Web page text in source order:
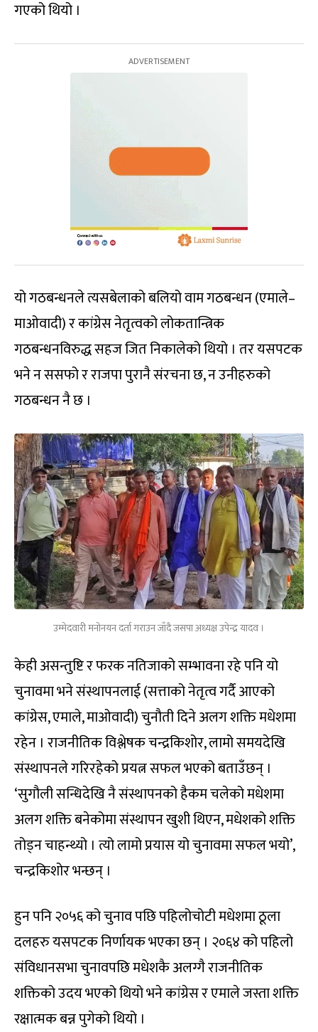
गएको थियो ।
यो गठबन्धनले त्यसबेलाको बलियो वाम गठबन्धन (एमाले–
माओवादी) र कांग्रेस नेतृत्वको लोकतान्त्रिक
गठबन्धनविरुद्ध सहज जित निकालेको थियो । तर यसपटक
भने न ससफो र राजपा पुरानै संरचना छ, न उनीहरुको
गठबन्धन नै छ ।
उम्मेदवारी मनोनयन दर्ता गराउन जाँदै जसपा अध्यक्ष उपेन्द्र यादव ।
केही असन्तुष्टि र फरक नतिजाको सम्भावना रहे पनि यो
चुनावमा भने संस्थापनलाई (सत्ताको नेतृत्व गर्दै आएको
कांग्रेस, एमाले, माओवादी) चुनौती दिने अलग शक्ति मधेशमा
रहेन । राजनीतिक विश्लेषक चन्द्रकिशोर, लामो समयदेखि
संस्थापनले गरिरहेको प्रयत्न सफल भएको बताउँछन् ।
‘सुगौली सन्धिदेखि नै संस्थापनको हैकम चलेको मधेशमा
अलग शक्ति बनेकोमा संस्थापन खुशी थिएन, मधेशको शक्ति
तोड्न चाहन्थ्यो । त्यो लामो प्रयास यो चुनावमा सफल भयो’,
चन्द्रकिशोर भन्छन् ।
हुन पनि २०५६ को चुनाव पछि पहिलोचोटी मधेशमा ठूला
दलहरु यसपटक निर्णायक भएका छन् । २०६४ को पहिलो
संविधानसभा चुनावपछि मधेशकै अलग्गै राजनीतिक
शक्तिको उदय भएको थियो भने कांग्रेस र एमाले जस्ता शक्ति
रक्षात्मक बन्न पुगेको थियो ।